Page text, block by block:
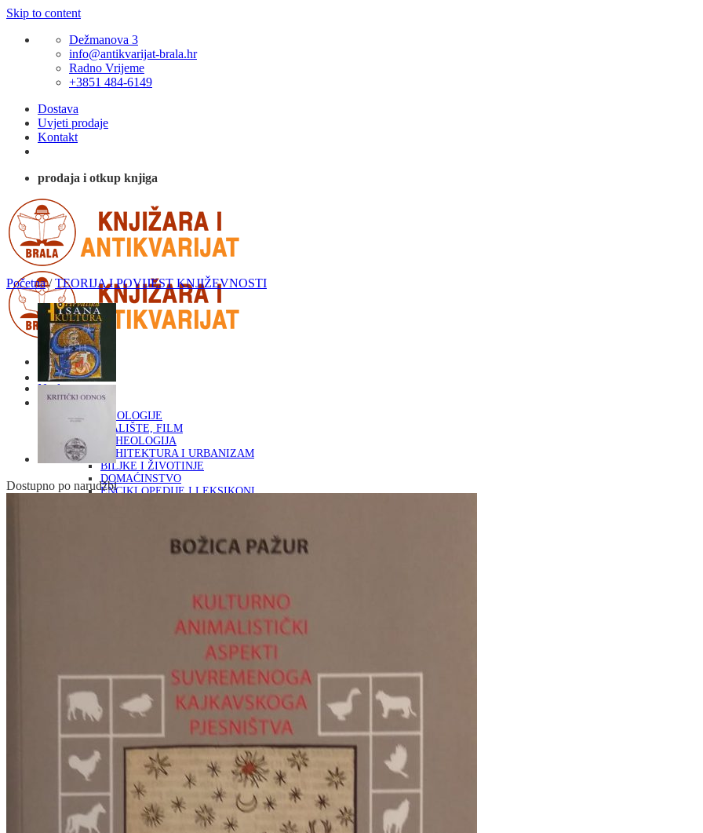
Skip to content
Dežmanova 3
info@antikvarijat-brala.hr
Radno Vrijeme
+3851 484-6149
Dostava
Uvjeti prodaje
Kontakt
prodaja i otkup knjiga
Naslovna
KNJIGE
OD ARHEOLOGIJE
DO KAZALIŠTE, FILM
ARHEOLOGIJA
ARHITEKTURA I URBANIZAM
BILJKE I ŽIVOTINJE
DOMAĆINSTVO
ENCIKLOPEDIJE I LEKSIKONI
GLAZBENA UMJETNOST
KAZALIŠTE, FILM
LIKOVNA UMJETNOST
LJEKOVITO BILJE I ZDRAVLJE
POVIJEST I PUBLICISTIKA
PRIRODNE ZNANOSTI
PSIHOLOGIJA, POPULARNA PSIHOLOGIJA,
ALTERNATIVA
RELIGIJA
OD RJEČNIKA
RJEČNICI, GRAMATIKE, PRAVOPISI…
STRIPOVI
TEHNIČKE ZNANOSTI
TEORIJA I POVIJEST KNJIŽEVNOSTI
VEDUTE
Početna / TEORIJA I POVIJEST KNJIŽEVNOSTI
Dostupno po narudžbi